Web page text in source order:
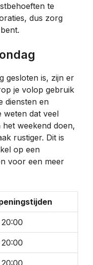
te
dus zorg
gesloten is, zijn er
je volop gebruik
diensten en
weten dat veel
weekend doen,
rustiger. Dit is
op een
voor een meer